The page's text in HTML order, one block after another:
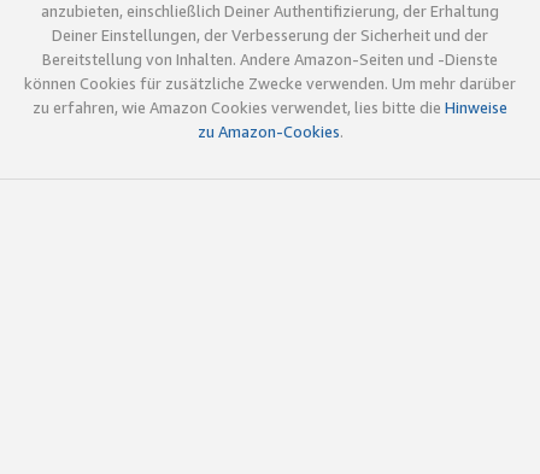
anzubieten, einschließlich Deiner Authentifizierung, der Erhaltung
Deiner Einstellungen, der Verbesserung der Sicherheit und der
Bereitstellung von Inhalten. Andere Amazon-Seiten und -Dienste
können Cookies für zusätzliche Zwecke verwenden. Um mehr darüber
zu erfahren, wie Amazon Cookies verwendet, lies bitte die Hinweise
zu Amazon-Cookies.